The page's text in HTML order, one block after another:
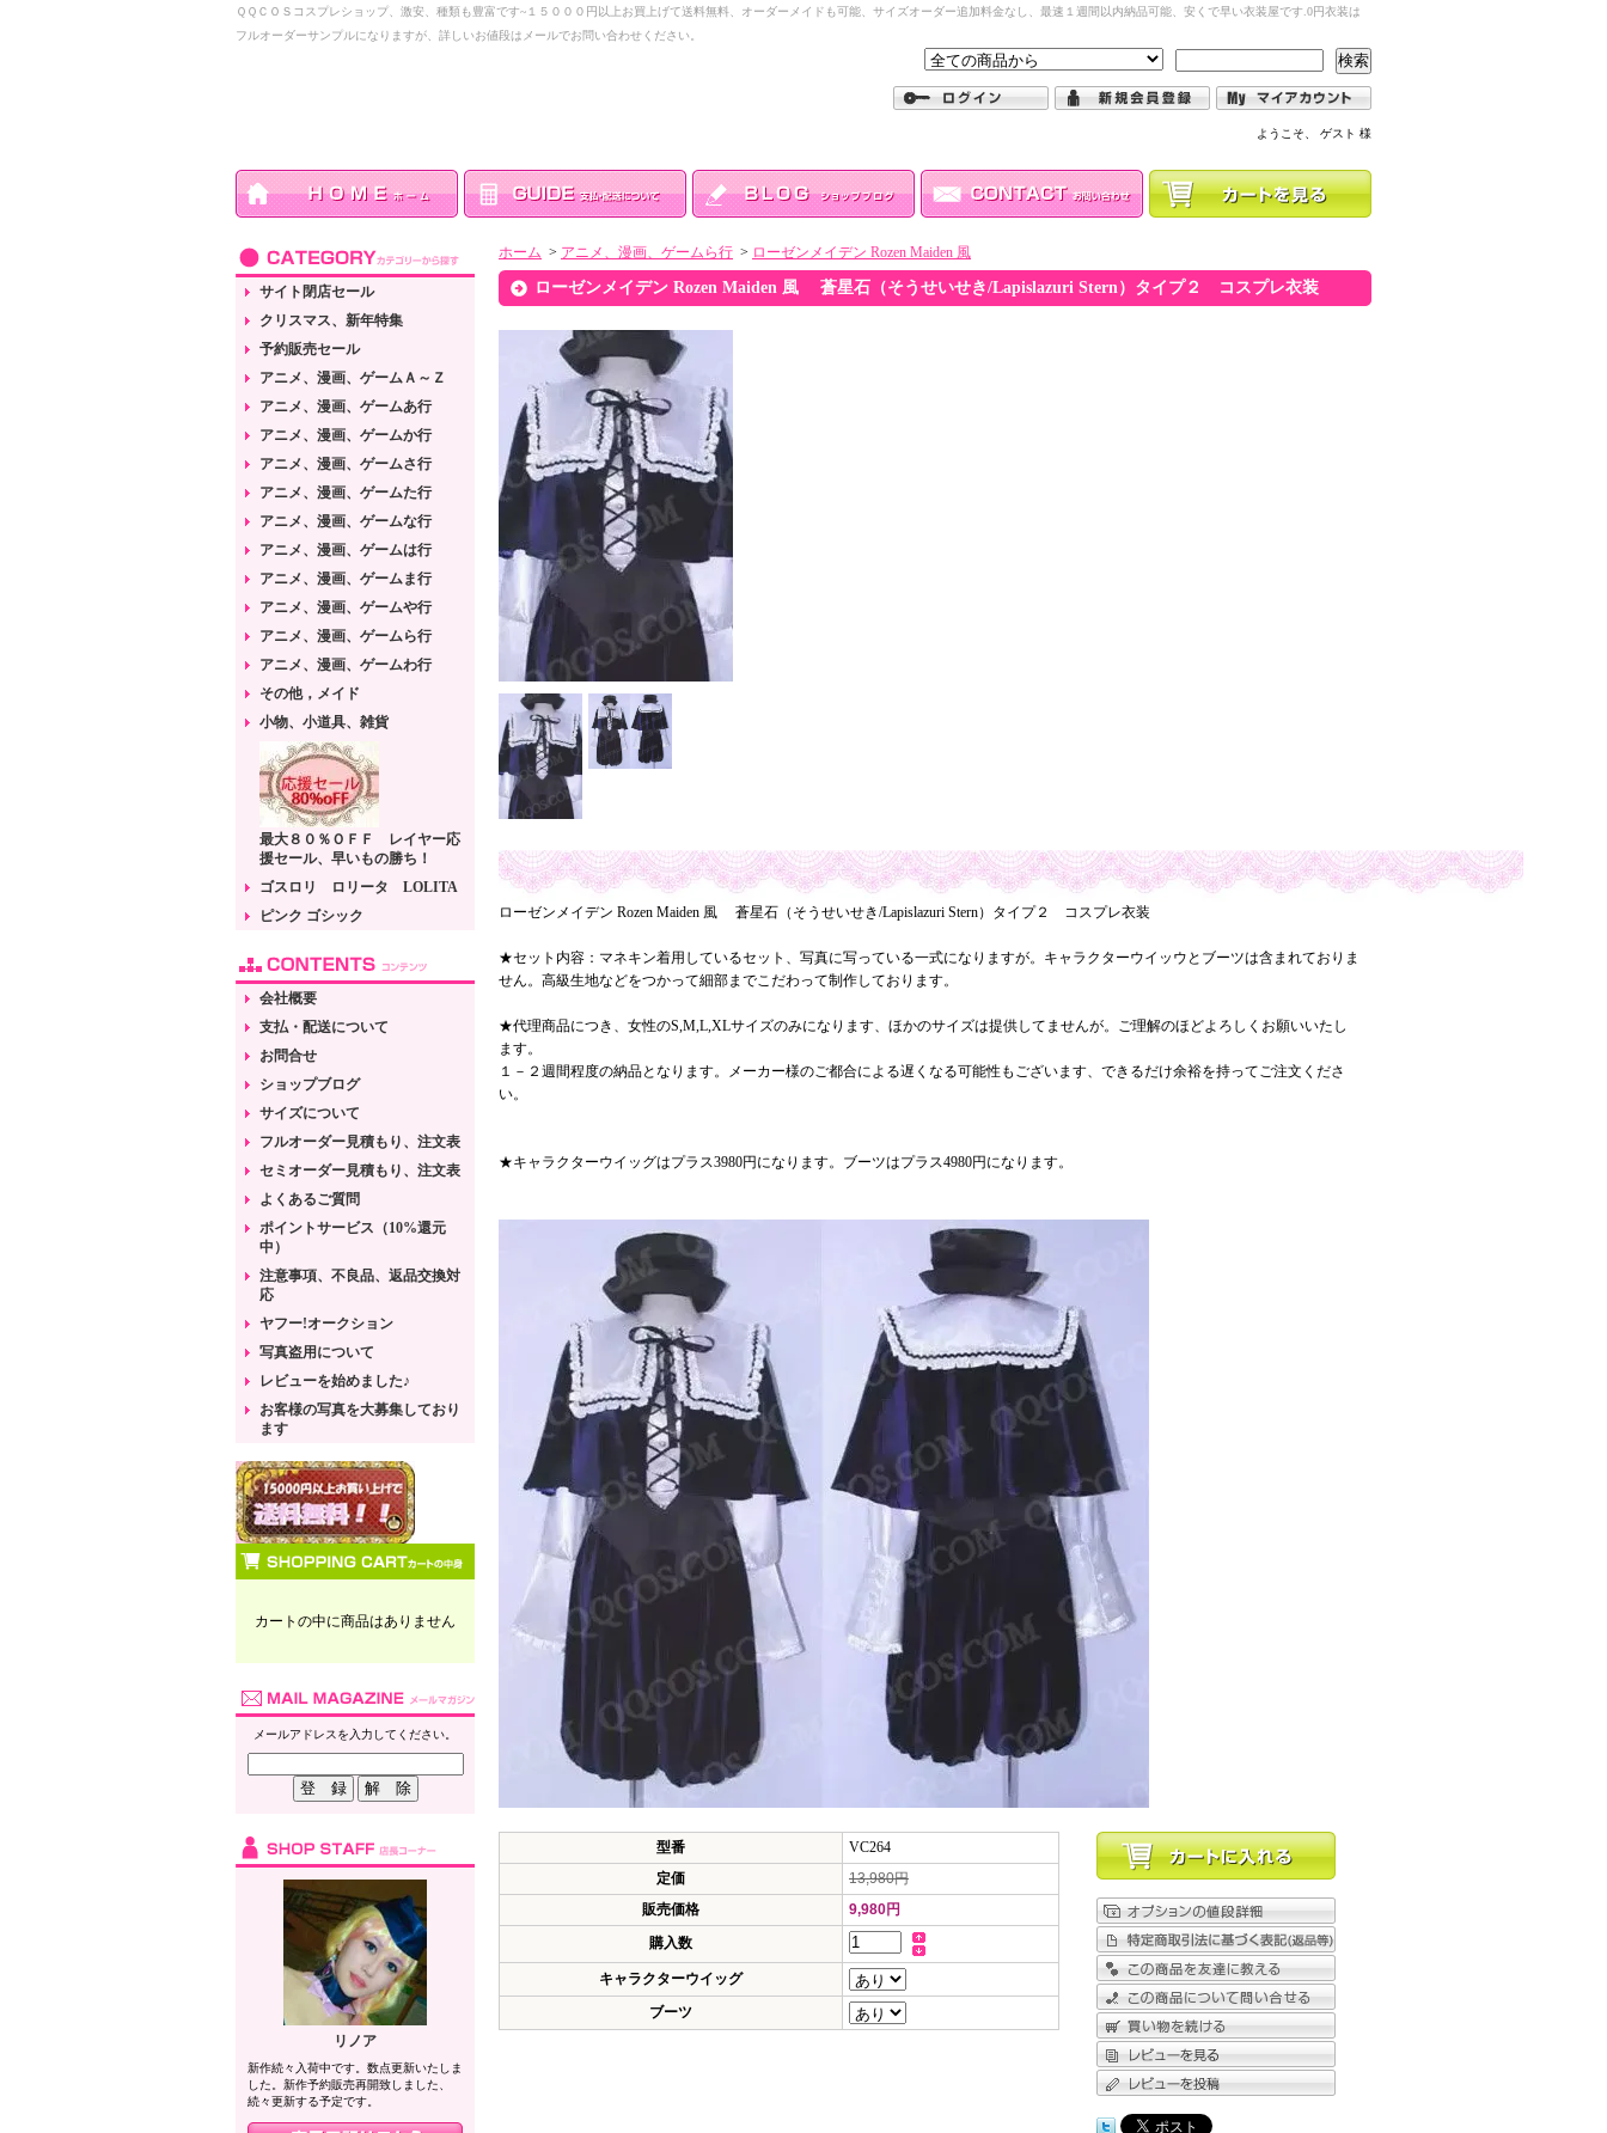
ＱＱＣＯＳコスプレショップ、激安、種類も豊富です~１５０００円以上お買上げて送料無料、オーダーメイドも可能、サイズオーダー追加料金なし、最速１週間以内納品可能、安くで早い衣装屋です.0円衣装は
フルオーダーサンプルになりますが、詳しいお値段はメールでお問い合わせください。
検索
ようこそ、 ゲスト 様
サイト閉店セール
クリスマス、新年特集
予約販売セール
アニメ、漫画、ゲームＡ～Ｚ
アニメ、漫画、ゲームあ行
アニメ、漫画、ゲームか行
アニメ、漫画、ゲームさ行
アニメ、漫画、ゲームた行
アニメ、漫画、ゲームな行
アニメ、漫画、ゲームは行
アニメ、漫画、ゲームま行
アニメ、漫画、ゲームや行
アニメ、漫画、ゲームら行
アニメ、漫画、ゲームわ行
その他，メイド
小物、小道具、雑貨
最大８０％ＯＦＦ レイヤー応
援セール、早いもの勝ち！
ゴスロリ ロリータ LOLITA
ピンク ゴシック
会社概要
支払・配送について
お問合せ
ショップブログ
サイズについて
フルオーダー見積もり、注文表
セミオーダー見積もり、注文表
よくあるご質問
ポイントサービス（10%還元
中）
注意事項、不良品、返品交換対
応
ヤフー!オークション
写真盗用について
レビューを始めました♪
お客様の写真を大募集しており
ます
カートの中に商品はありません
メールアドレスを入力してください。
リノア
新作続々入荷中です。数点更新いたしま
した。新作予約販売再開致しました、
続々更新する予定です。
ホーム > アニメ、漫画、ゲームら行 > ローゼンメイデン Rozen Maiden 風
ローゼンメイデン Rozen Maiden 風 蒼星石（そうせいせき/Lapislazuri Stern）タイプ２ コスプレ衣装
ローゼンメイデン Rozen Maiden 風 蒼星石（そうせいせき/Lapislazuri Stern）タイプ２ コスプレ衣装
★セット内容：マネキン着用しているセット、写真に写っている一式になりますが。キャラクターウイッウとブーツは含まれておりま
せん。高級生地などをつかって細部までこだわって制作しております。
★代理商品につき、女性のS,M,L,XLサイズのみになります、ほかのサイズは提供してませんが。ご理解のほどよろしくお願いいたし
ます。
１－２週間程度の納品となります。メーカー様のご都合による遅くなる可能性もございます、できるだけ余裕を持ってご注文くださ
い。
★キャラクターウイッグはプラス3980円になります。ブーツはプラス4980円になります。
型番
VC264
定価
13,980円
販売価格
9,980円
購入数
キャラクターウイッグ
ブーツ